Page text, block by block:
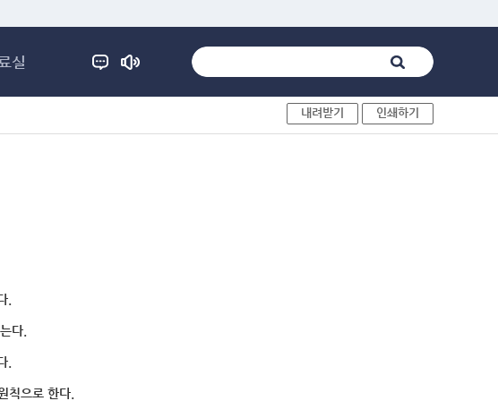
실
내려받기 인쇄하기
.
다.
.
칙으로 한다.